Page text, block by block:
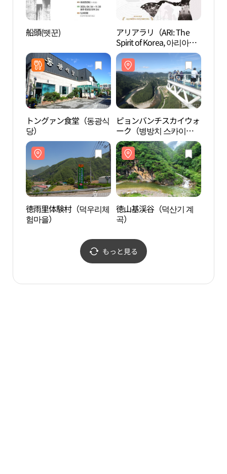
船頭(뗏꾼)
アリアラリ（ARI: The
Spirit of Korea, 아리아라
리）
トングァン食堂（동광식
당）
ピョンバンチスカイウォ
ーク（병방치 스카이워
크）
徳雨里体験村（덕우리체
험마을）
徳山基渓谷（덕산기 계
곡）
もっと見る